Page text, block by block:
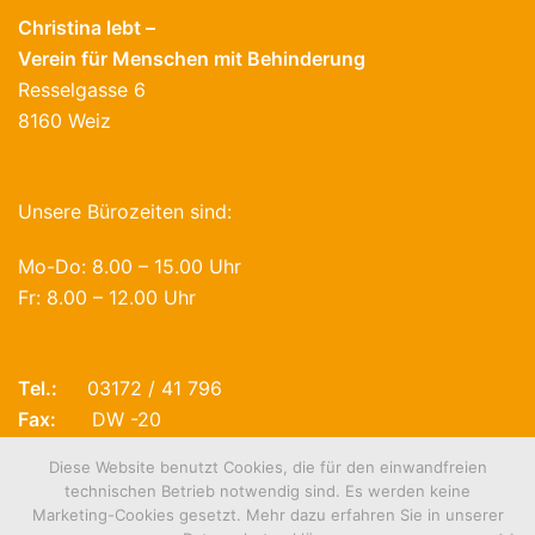
Christina lebt –
Verein für Menschen mit Behinderung
Resselgasse 6
8160 Weiz
Unsere Bürozeiten sind:
Mo-Do: 8.00 – 15.00 Uhr
Fr: 8.00 – 12.00 Uhr
Tel.: 03172 / 41 796
Fax: DW -20
Diese Website benutzt Cookies, die für den einwandfreien
technischen Betrieb notwendig sind. Es werden keine
Marketing-Cookies gesetzt. Mehr dazu erfahren Sie in unserer